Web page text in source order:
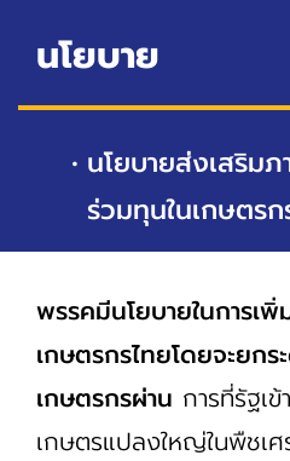
นโยบาย
นโยบายส่งเสริม
ร่วมทุนในเกษตร
พรรคมีนโยบายในการเ
เกษตรกรไทยโดยจะยกร
เกษตรกรผ่าน การที่รัฐเ
เกษตรแปลงใหญ่ในพืชเ